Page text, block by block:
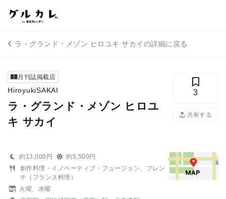
ラ・グランド・メゾン ヒロユキ サカイの詳細に戻る
月刊誌掲載店
HiroyukiSAKAI
ラ・グランド・メゾン ヒロユ
キ サカイ
3
共有する
約13,000円
約5,500円
創作料理・イノベーティブ・フュージョン、フレン
チ（フランス料理）
火曜、水曜